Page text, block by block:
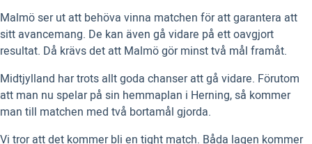
Malmö ser ut att behöva vinna matchen för att garantera att
sitt avancemang. De kan även gå vidare på ett oavgjort
resultat. Då krävs det att Malmö gör minst två mål framåt.
Midtjylland har trots allt goda chanser att gå vidare. Förutom
att man nu spelar på sin hemmaplan i Herning, så kommer
man till matchen med två bortamål gjorda.
Vi tror att det kommer bli en tight match. Båda lagen kommer